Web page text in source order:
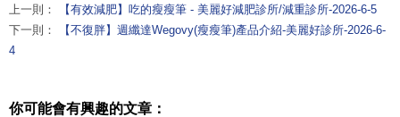
上一則：
【有效減肥】吃的瘦瘦筆 - 美麗好減肥診所/減重診所-2026-6-5
下一則：
【不復胖】週纖達Wegovy(瘦瘦筆)產品介紹-美麗好診所-2026-6-
4
你可能會有興趣的文章：